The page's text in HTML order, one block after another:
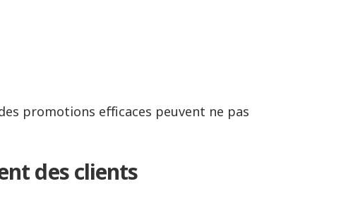
promotions efficaces peuvent ne pas
des clients